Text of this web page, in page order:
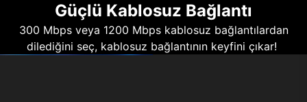
Güçlü Kablosuz Bağlantı
300 Mbps veya 1200 Mbps kablosuz bağlantılardan
dilediğini seç, kablosuz bağlantının keyfini çıkar!